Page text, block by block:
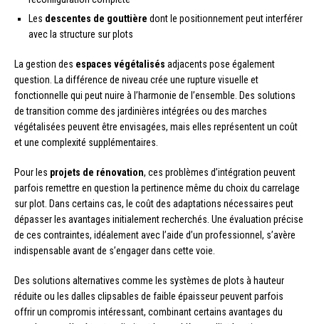
Les descentes de gouttière dont le positionnement peut interférer
avec la structure sur plots
La gestion des espaces végétalisés adjacents pose également
question. La différence de niveau crée une rupture visuelle et
fonctionnelle qui peut nuire à l’harmonie de l’ensemble. Des solutions
de transition comme des jardinières intégrées ou des marches
végétalisées peuvent être envisagées, mais elles représentent un coût
et une complexité supplémentaires.
Pour les projets de rénovation, ces problèmes d’intégration peuvent
parfois remettre en question la pertinence même du choix du carrelage
sur plot. Dans certains cas, le coût des adaptations nécessaires peut
dépasser les avantages initialement recherchés. Une évaluation précise
de ces contraintes, idéalement avec l’aide d’un professionnel, s’avère
indispensable avant de s’engager dans cette voie.
Des solutions alternatives comme les systèmes de plots à hauteur
réduite ou les dalles clipsables de faible épaisseur peuvent parfois
offrir un compromis intéressant, combinant certains avantages du